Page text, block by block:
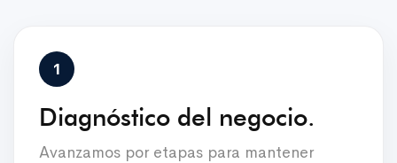
Diagnóstico del negocio.
Avanzamos por etapas para mantener